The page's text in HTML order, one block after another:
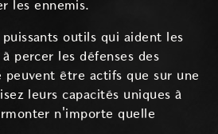
les ennemis.
outils qui aident les
percer les défenses des
peuvent être actifs que sur une
leurs capacités uniques à
n'importe quelle